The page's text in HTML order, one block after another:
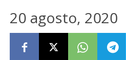
20 agosto, 2020